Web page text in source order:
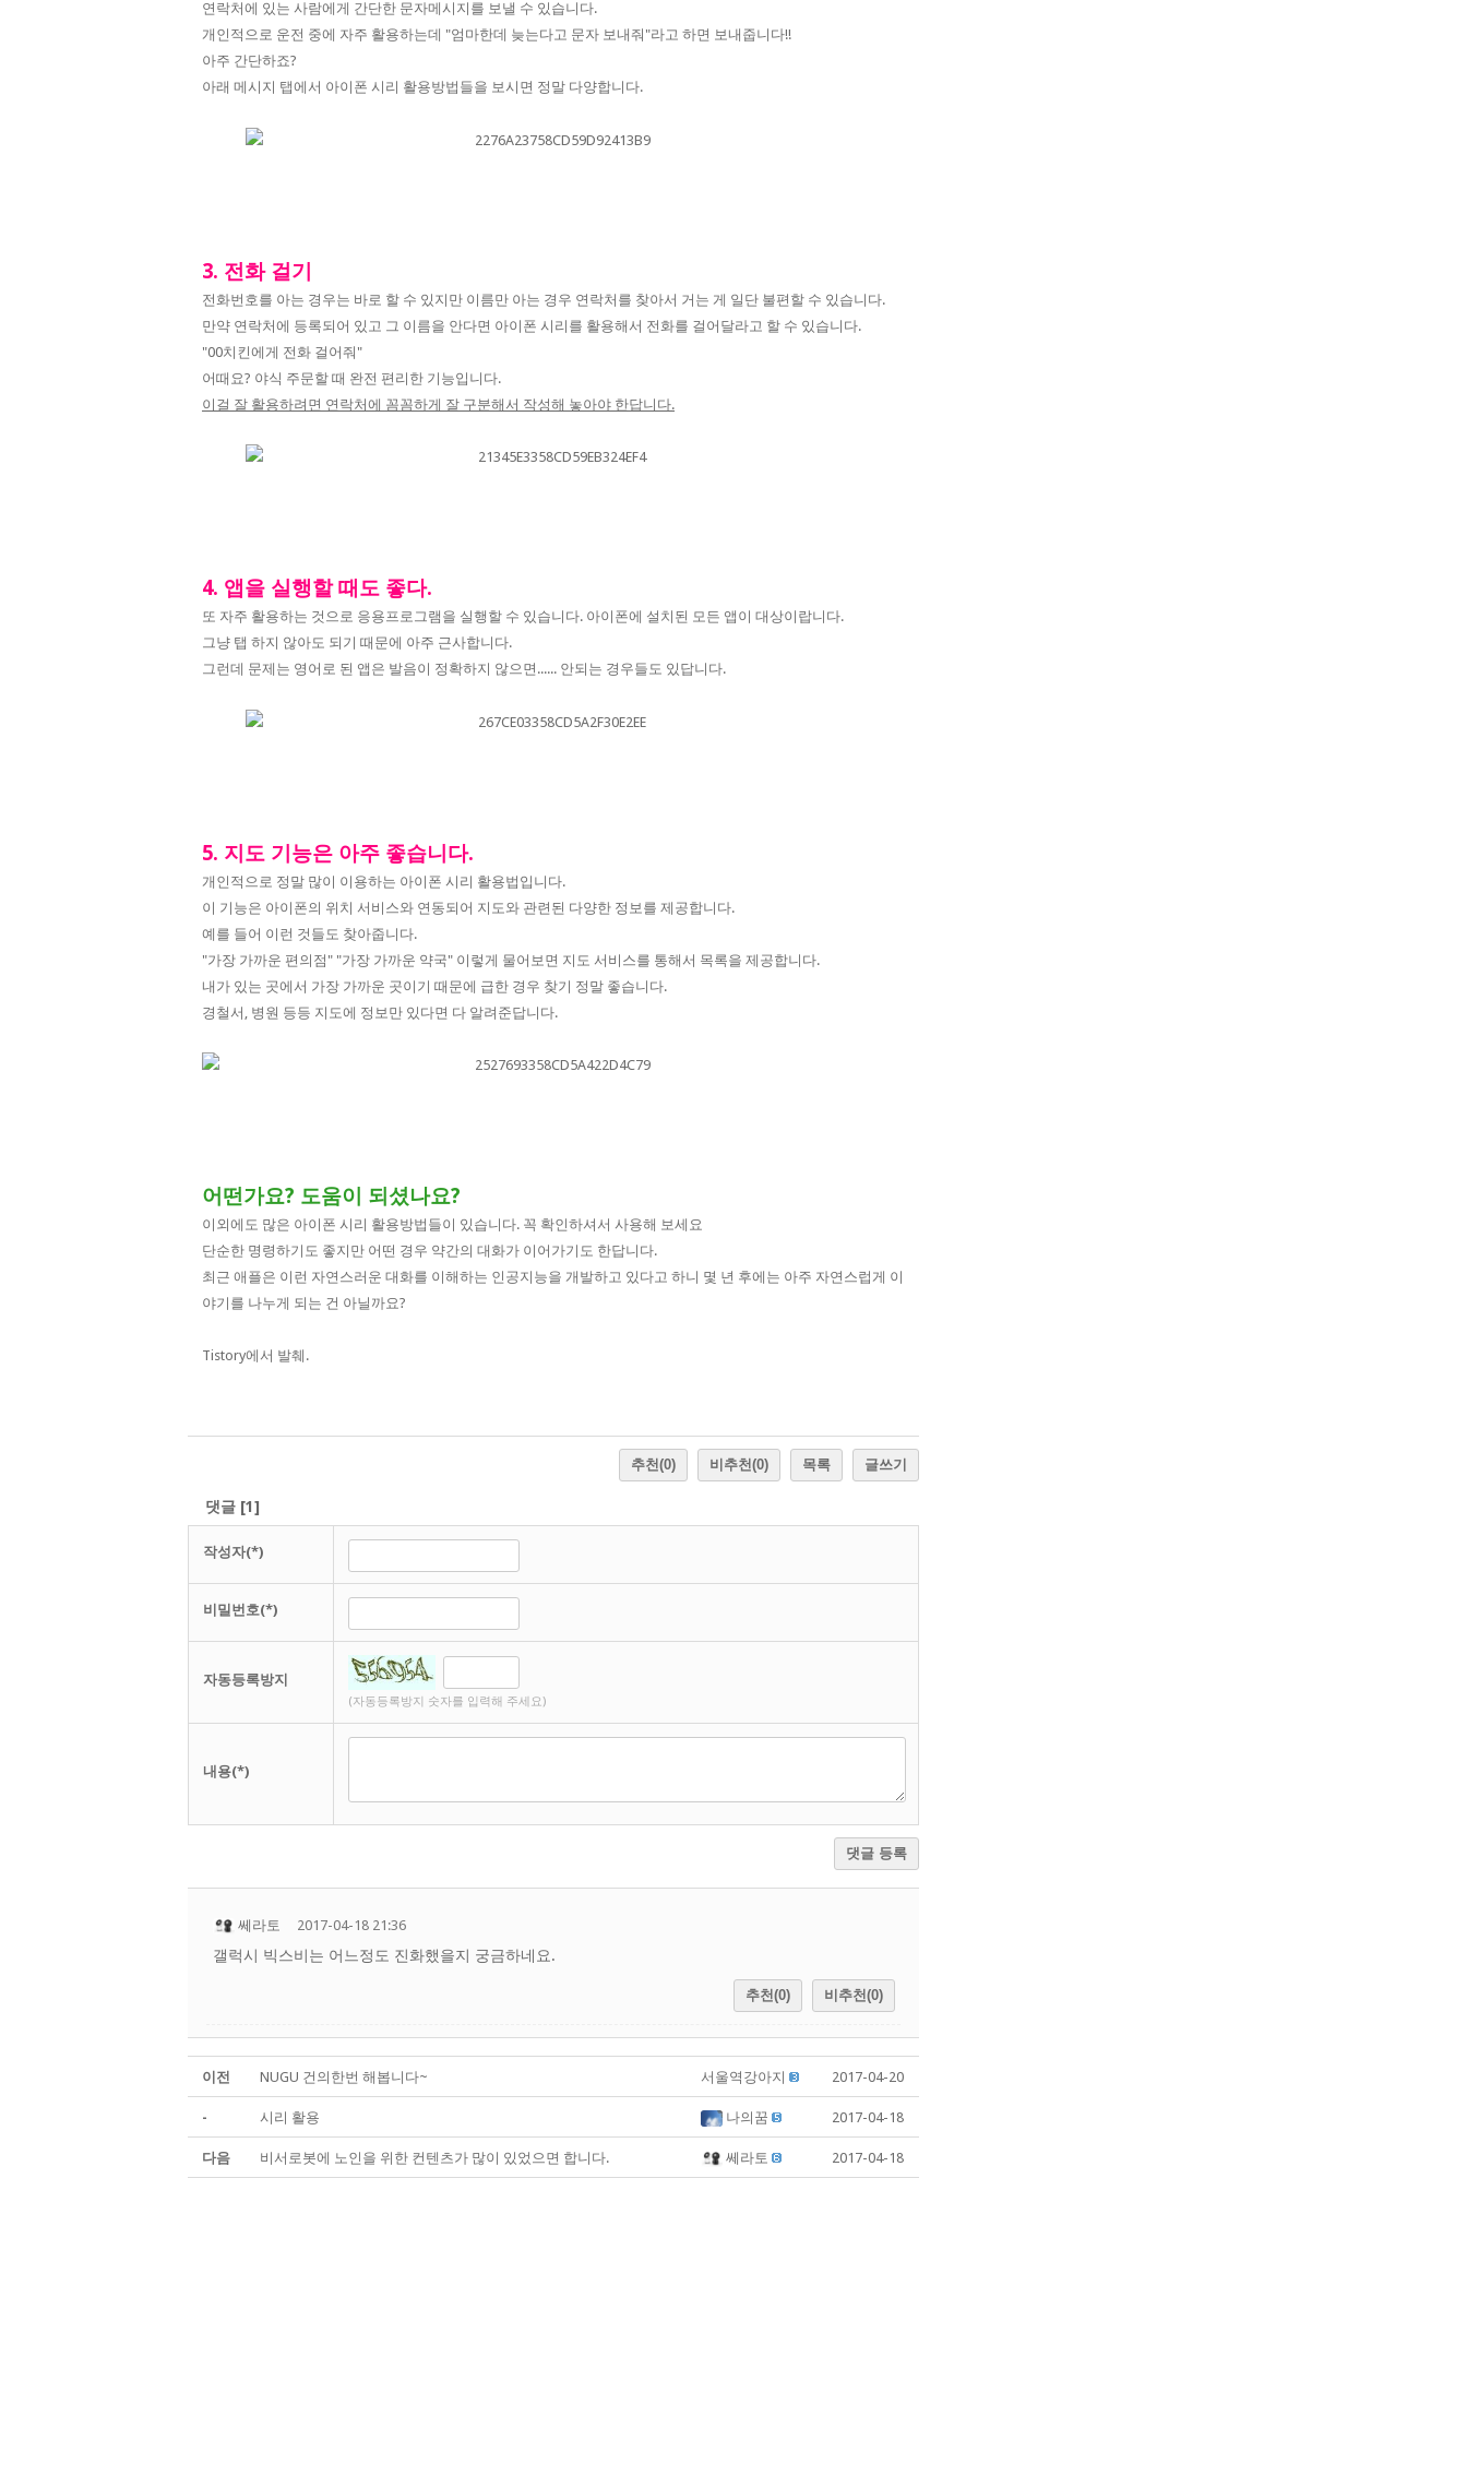
연락처에 있는 사람에게 간단한 문자메시지를 보낼 수 있습니다.
개인적으로 운전 중에 자주 활용하는데 "엄마한데 늦는다고 문자 보내줘"라고 하면 보내줍니다!!
아주 간단하죠?
아래 메시지 탭에서 아이폰 시리 활용방법들을 보시면 정말 다양합니다.
3. 전화 걸기
전화번호를 아는 경우는 바로 할 수 있지만 이름만 아는 경우 연락처를 찾아서 거는 게 일단 불편할 수 있습니다.
만약 연락처에 등록되어 있고 그 이름을 안다면 아이폰 시리를 활용해서 전화를 걸어달라고 할 수 있습니다.
"00치킨에게 전화 걸어줘"
어때요? 야식 주문할 때 완전 편리한 기능입니다.
이걸 잘 활용하려면 연락처에 꼼꼼하게 잘 구분해서 작성해 놓아야 한답니다.
4. 앱을 실행할 때도 좋다.
또 자주 활용하는 것으로 응용프로그램을 실행할 수 있습니다. 아이폰에 설치된 모든 앱이 대상이랍니다.
그냥 탭 하지 않아도 되기 때문에 아주 근사합니다.
그런데 문제는 영어로 된 앱은 발음이 정확하지 않으면...... 안되는 경우들도 있답니다.
5. 지도 기능은 아주 좋습니다.
개인적으로 정말 많이 이용하는 아이폰 시리 활용법입니다.
이 기능은 아이폰의 위치 서비스와 연동되어 지도와 관련된 다양한 정보를 제공합니다.
예를 들어 이런 것들도 찾아줍니다.
"가장 가까운 편의점" "가장 가까운 약국" 이렇게 물어보면 지도 서비스를 통해서 목록을 제공합니다.
내가 있는 곳에서 가장 가까운 곳이기 때문에 급한 경우 찾기 정말 좋습니다.
경철서, 병원 등등 지도에 정보만 있다면 다 알려준답니다.
어떤가요? 도움이 되셨나요?
이외에도 많은 아이폰 시리 활용방법들이 있습니다. 꼭 확인하셔서 사용해 보세요
단순한 명령하기도 좋지만 어떤 경우 약간의 대화가 이어가기도 한답니다.
최근 애플은 이런 자연스러운 대화를 이해하는 인공지능을 개발하고 있다고 하니 몇 년 후에는 아주 자연스럽게 이
야기를 나누게 되는 건 아닐까요?
Tistory에서 발췌.
추천(0) 비추천(0) 목록 글쓰기
댓글 [1]
작성자(*)
비밀번호(*)
자동등록방지
(자동등록방지 숫자를 입력해 주세요)
내용(*)
댓글 등록
쎄라토 2017-04-18 21:36
갤럭시 빅스비는 어느정도 진화했을지 궁금하네요.
추천(0) 비추천(0)
이전 NUGU 건의한번 해봅니다~ 서울역강아지 2017-04-20
- 시리 활용 나의꿈 2017-04-18
다음 비서로봇에 노인을 위한 컨텐츠가 많이 있었으면 합니다. 쎄라토 2017-04-18